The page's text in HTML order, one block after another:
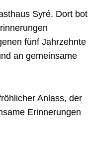
Syré. Dort bot
fünf Jahrzehnte
an gemeinsame
Anlass, der
Erinnerungen